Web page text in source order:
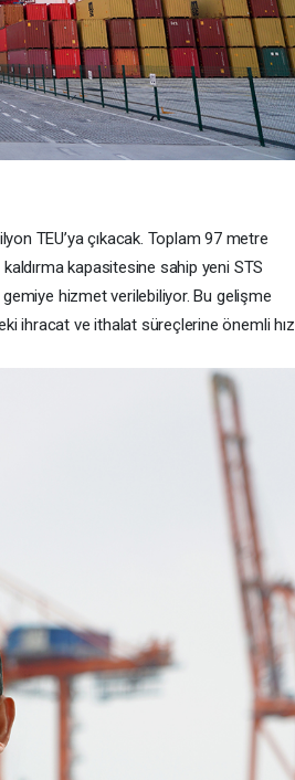
TEU’ya çıkacak. Toplam 97 metre
kapasitesine sahip yeni STS
gemiye hizmet verilebiliyor. Bu gelişme
ihracat ve ithalat süreçlerine önemli hız